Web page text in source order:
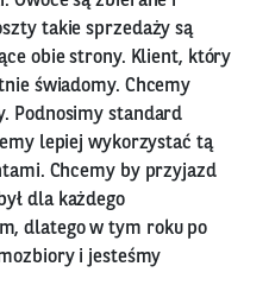
takie sprzedaży są
obie strony. Klient, który
świadomy. Chcemy
Podnosimy standard
lepiej wykorzystać tą
Chcemy by przyjazd
dla każdego
dlatego w tym roku po
i jesteśmy